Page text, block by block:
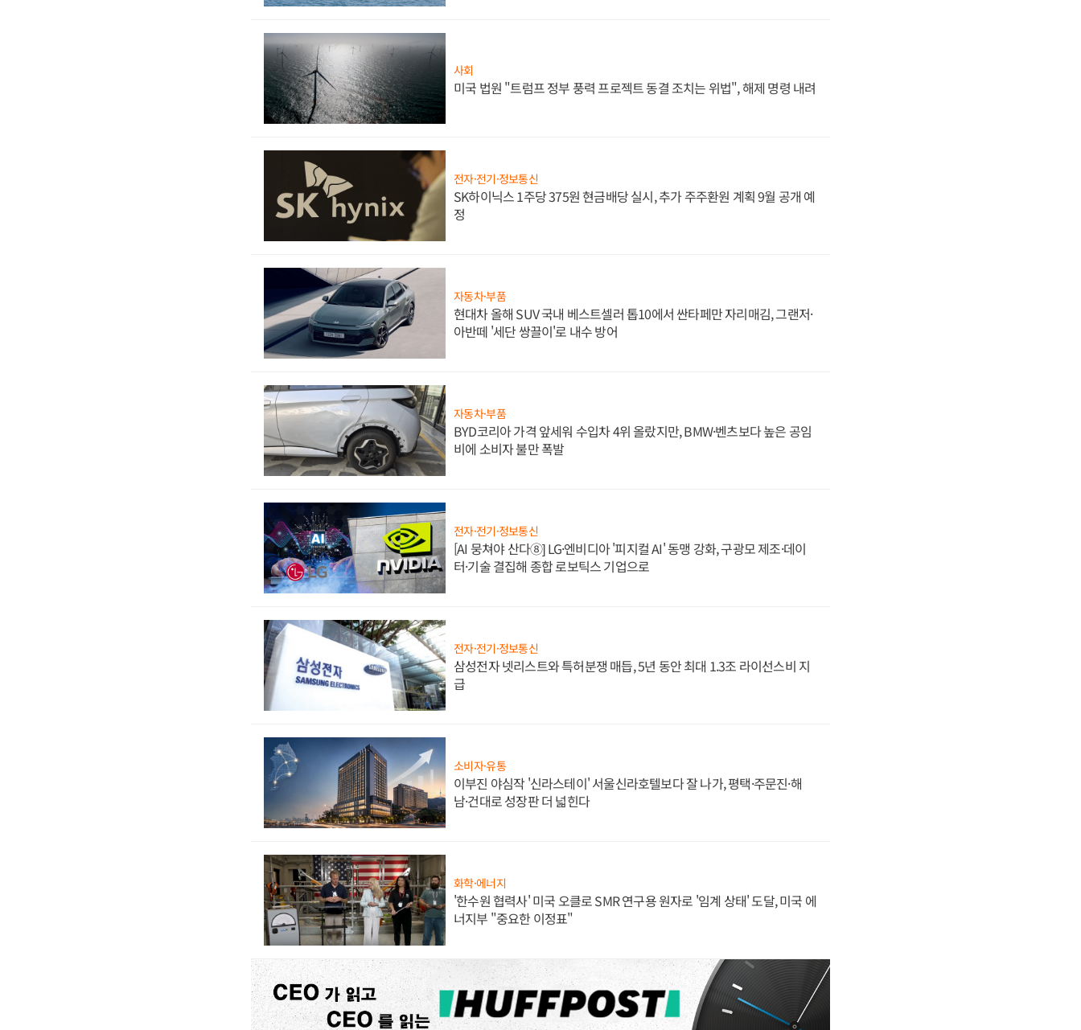
사회
미국 법원 "트럼프 정부 풍력 프로젝트 동결 조치는 위법", 해제 명령 내려
전자·전기·정보통신
SK하이닉스 1주당 375원 현금배당 실시, 추가 주주환원 계획 9월 공개 예
정
자동차·부품
현대차 올해 SUV 국내 베스트셀러 톱10에서 싼타페만 자리매김, 그랜저·
아반떼 '세단 쌍끌이'로 내수 방어
자동차·부품
BYD코리아 가격 앞세워 수입차 4위 올랐지만, BMW·벤츠보다 높은 공임
비에 소비자 불만 폭발
전자·전기·정보통신
[AI 뭉쳐야 산다⑧] LG·엔비디아 '피지컬 AI' 동맹 강화, 구광모 제조·데이
터·기술 결집해 종합 로보틱스 기업으로
전자·전기·정보통신
삼성전자 넷리스트와 특허분쟁 매듭, 5년 동안 최대 1.3조 라이선스비 지
급
소비자·유통
이부진 야심작 '신라스테이' 서울신라호텔보다 잘 나가, 평택·주문진·해
남·건대로 성장판 더 넓힌다
화학·에너지
'한수원 협력사' 미국 오클로 SMR 연구용 원자로 '임계 상태' 도달, 미국 에
너지부 "중요한 이정표"